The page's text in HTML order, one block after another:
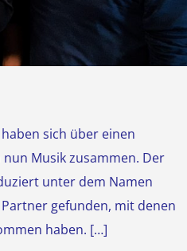
sich über einen
Musik zusammen. Der
unter dem Namen
gefunden, mit denen
haben. […]